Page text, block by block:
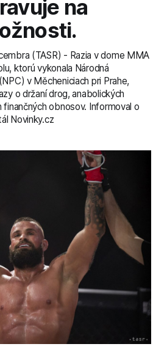
na
(TASR) - Razia v dome MMA
ktorú vykonala Národná
v Měcheniciach pri Prahe,
o držaní drog, anabolických
finančných obnosov. Informoval o
Novinky.cz